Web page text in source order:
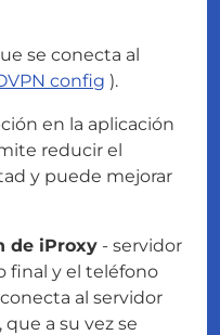
se conecta al
config ).
en la aplicación
reducir el
y puede mejorar
de iProxy - servidor
final y el teléfono
al servidor
a su vez se